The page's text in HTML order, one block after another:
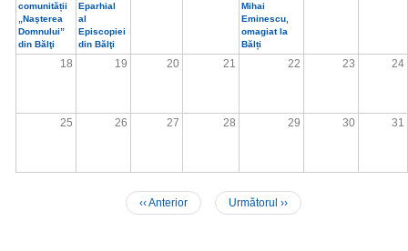
comunității
„Naşterea
Domnului”
din Bălţi
Eparhial
al
Episcopiei
din Bălţi
Mihai
Eminescu,
omagiat la
Bălți
18 19 20 21 22 23 24
25 26 27 28 29 30 31
‹‹Anterior Următorul ››